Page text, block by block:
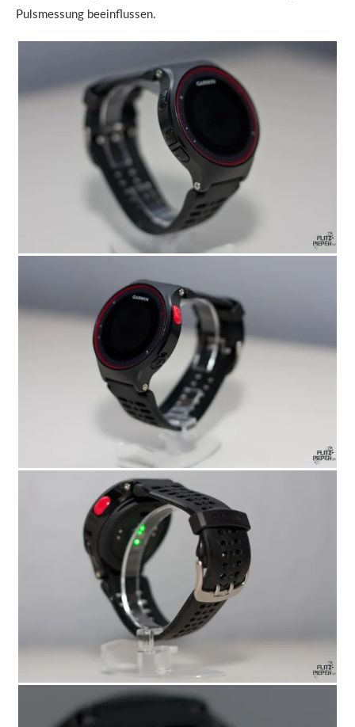
Pulsmessung beeinflussen.